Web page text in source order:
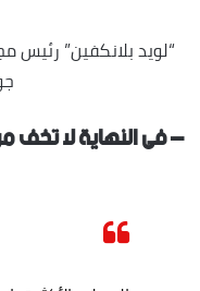
“لويد بلانكفين” رئيس
– فى النهاية لا